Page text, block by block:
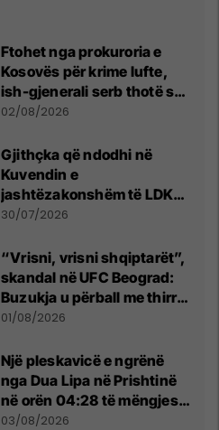
Ftohet nga prokuroria e
Kosovës për krime lufte,
ish-gjenerali serb thotë se
dikush e tradhtoi në
02/08/2026
Gjithçka që ndodhi në
Kuvendin e
jashtëzakonshëm të LDK-
së
30/07/2026
“Vrisni, vrisni shqiptarët”,
skandal në UFC Beograd:
Buzukja u përball me thirrje
anti-shqiptare nga
01/08/2026
Një pleskavicë e ngrënë
nga Dua Lipa në Prishtinë
në orën 04:28 të mëngjesit
- dhe bota digjitale serbe
03/08/2026